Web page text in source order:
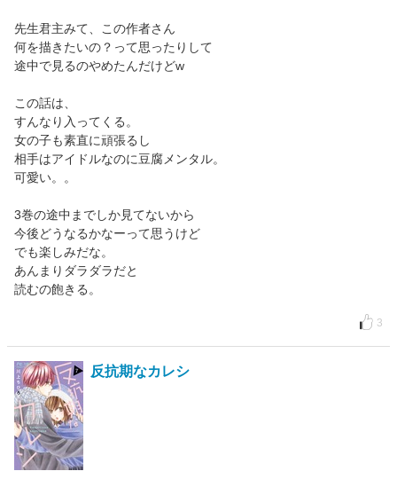
先生君主みて、この作者さん
何を描きたいの？って思ったりして
途中で見るのやめたんだけどw
この話は、
すんなり入ってくる。
女の子も素直に頑張るし
相手はアイドルなのに豆腐メンタル。
可愛い。。
3巻の途中までしか見てないから
今後どうなるかなーって思うけど
でも楽しみだな。
あんまりダラダラだと
読むの飽きる。
3
反抗期なカレシ